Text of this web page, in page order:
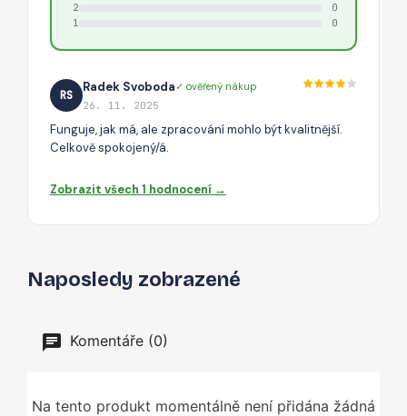
2
0
1
0
RS
Radek Svoboda✓ ověřený nákup
26. 11. 2025
Funguje, jak má, ale zpracování mohlo být kvalitnější.
Celkově spokojený/á.
Zobrazit všech 1 hodnocení →
Naposledy zobrazené
Komentáře (0)
Na tento produkt momentálně není přidána žádná